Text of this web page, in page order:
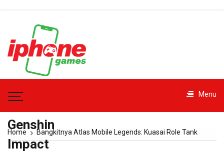
– Trik
Genshin
Impact
Menu
Home Bangkitnya Atlas Mobile Legends: Kuasai Role Tank